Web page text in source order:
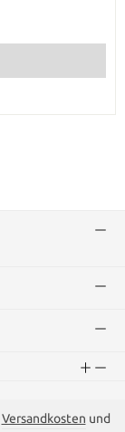
Versandkosten und